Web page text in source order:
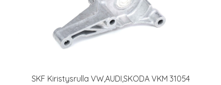
SKF Kiristysrulla VW,AUDI,SKODA VKM 31054